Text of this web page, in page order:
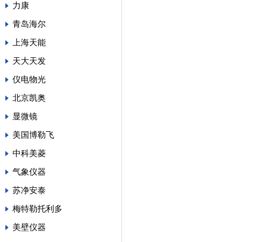
力康
青岛海尔
上海天能
天大天发
仪电物光
北京凯奥
显微镜
美国博勒飞
中科美菱
气象仪器
苏净安泰
梅特勒托利多
美壁仪器